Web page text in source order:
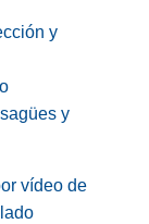
y
y
vídeo de